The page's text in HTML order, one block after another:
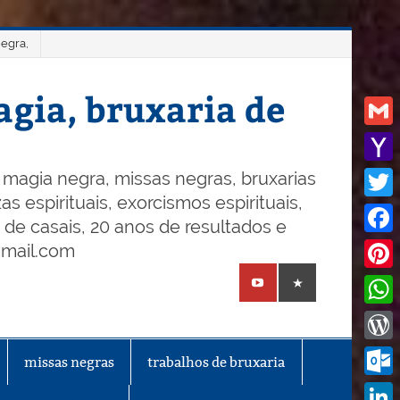
bruxaria de
negra, missas negras, bruxarias
espirituais, exorcismos espirituais,
casais, 20 anos de resultados e
missas negras trabalhos de bruxaria
Gmail
Mail